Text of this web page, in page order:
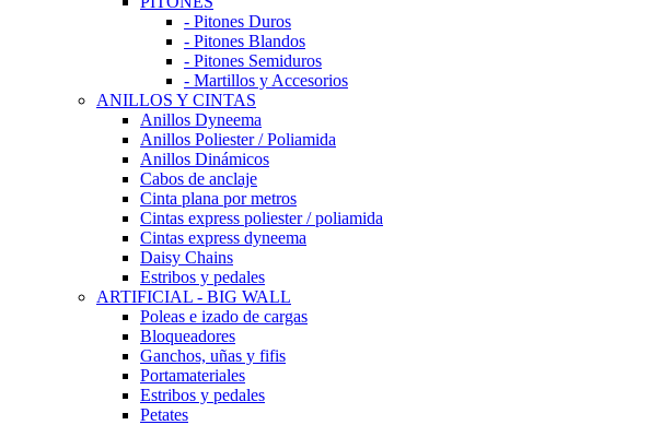
- Pitones Duros
- Pitones Blandos
- Pitones Semiduros
- Martillos y Accesorios
ANILLOS Y CINTAS
Anillos Dyneema
Anillos Poliester / Poliamida
Anillos Dinámicos
Cabos de anclaje
Cinta plana por metros
Cintas express poliester / poliamida
Cintas express dyneema
Daisy Chains
Estribos y pedales
ARTIFICIAL - BIG WALL
Poleas e izado de cargas
Bloqueadores
Ganchos, uñas y fifis
Portamateriales
Estribos y pedales
Petates